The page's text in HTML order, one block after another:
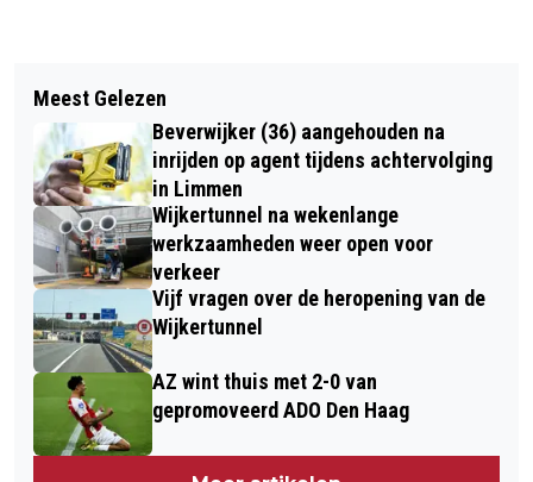
“HIKE THE FOREST’ BROEDT OP
NIEUWE SINGLE ‘LENTE’ IN DE
BROEDMACHINE
VAKANTIEFUN PROGRAMMA VOOR
KINDEREN EN JONGEREN MET
INDICATIE
Meest Gelezen
Beverwijker (36) aangehouden na
inrijden op agent tijdens achtervolging
in Limmen
Wijkertunnel na wekenlange
werkzaamheden weer open voor
verkeer
Vijf vragen over de heropening van de
Wijkertunnel
AZ wint thuis met 2-0 van
gepromoveerd ADO Den Haag